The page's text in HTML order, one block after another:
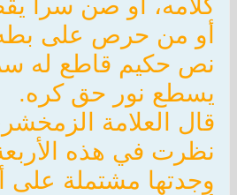
كلامه، أو صن سراً
أو من حرص على
نص حكيم قاطع له
يسطع نور حق كره.
قال العلامة
نظرت في هذه
وجدتها مشتملة على